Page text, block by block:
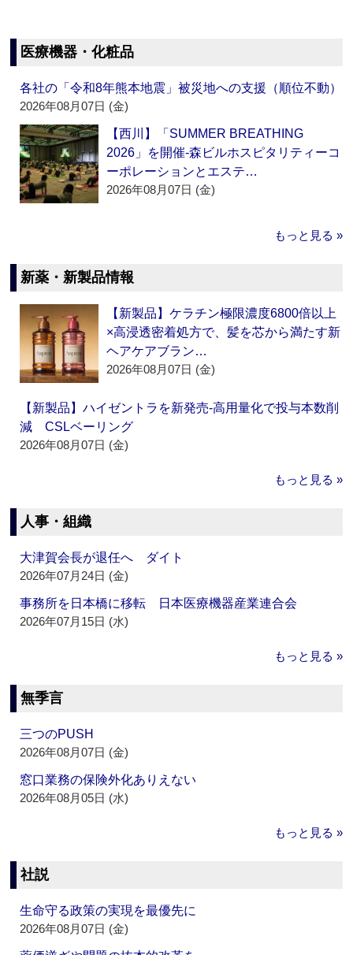
医療機器・化粧品
各社の「令和8年熊本地震」被災地への支援（順位不動）
2026年08月07日 (金)
【西川】「SUMMER BREATHING
2026」を開催‐森ビルホスピタリティーコ
ーポレーションとエステ…
2026年08月07日 (金)
もっと見る »
新薬・新製品情報
【新製品】ケラチン極限濃度6800倍以上
×高浸透密着処方で、髪を芯から満たす新
ヘアケアブラン…
2026年08月07日 (金)
【新製品】ハイゼントラを新発売‐高用量化で投与本数削
減 CSLベーリング
2026年08月07日 (金)
もっと見る »
人事・組織
大津賀会長が退任へ ダイト
2026年07月24日 (金)
事務所を日本橋に移転 日本医療機器産業連合会
2026年07月15日 (水)
もっと見る »
無季言
三つのPUSH
2026年08月07日 (金)
窓口業務の保険外化ありえない
2026年08月05日 (水)
もっと見る »
社説
生命守る政策の実現を最優先に
2026年08月07日 (金)